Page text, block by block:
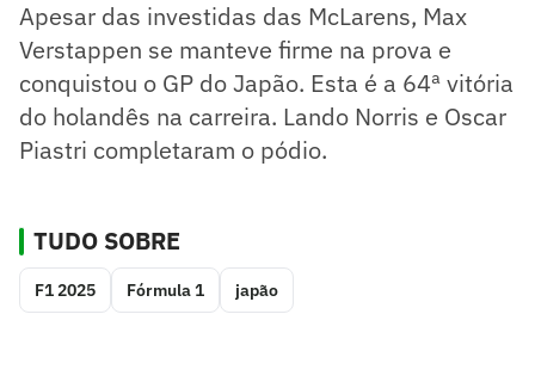
Apesar das investidas das McLarens, Max
Verstappen se manteve firme na prova e
conquistou o GP do Japão. Esta é a 64ª vitória
do holandês na carreira. Lando Norris e Oscar
Piastri completaram o pódio.
TUDO SOBRE
F1 2025 Fórmula 1 japão